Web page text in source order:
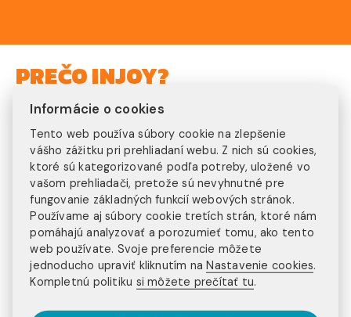
PREČO INJOY?
300+ klientov
ročne
15+ rokov
na trhu
20+ programov
na výber
3 kontinenty
na ktorých pôsobíme
Informácie o cookies
Tento web používa súbory cookie na zlepšenie
vášho zážitku pri prehliadaní webu. Z nich sú cookies,
ktoré sú kategorizované podľa potreby, uložené vo
vašom prehliadači, pretože sú nevyhnutné pre
fungovanie základných funkcií webových stránok.
Používame aj súbory cookie tretích strán, ktoré nám
pomáhajú analyzovať a porozumieť tomu, ako tento
web používate. Svoje preferencie môžete
jednoducho upraviť kliknutím naNastavenie cookies.
Kompletnú politiku si môžete prečítať tu.